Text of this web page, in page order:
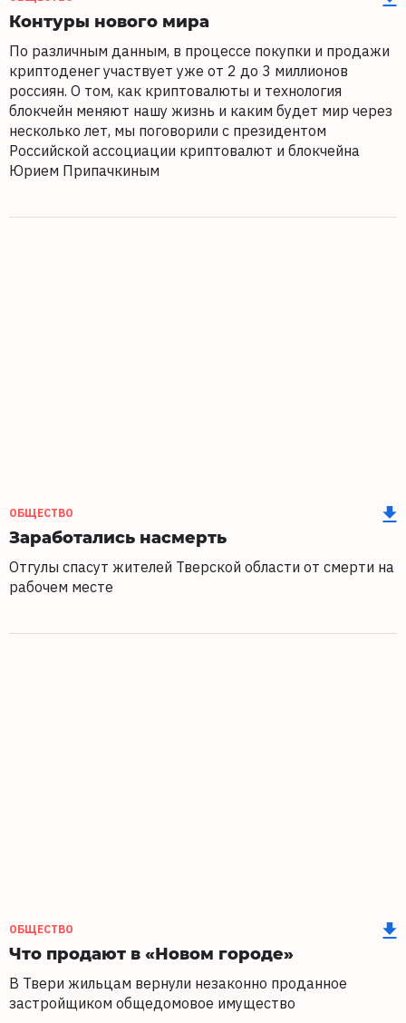
Контуры нового мира
По различным данным, в процессе покупки и продажи
криптоденег участвует уже от 2 до 3 миллионов
россиян. О том, как криптовалюты и технология
блокчейн меняют нашу жизнь и каким будет мир через
несколько лет, мы поговорили с президентом
Российской ассоциации криптовалют и блокчейна
Юрием Припачкиным
ОБЩЕСТВО
Заработались насмерть
Отгулы спасут жителей Тверской области от смерти на
рабочем месте
ОБЩЕСТВО
Что продают в «Новом городе»
В Твери жильцам вернули незаконно проданное
застройщиком общедомовое имущество